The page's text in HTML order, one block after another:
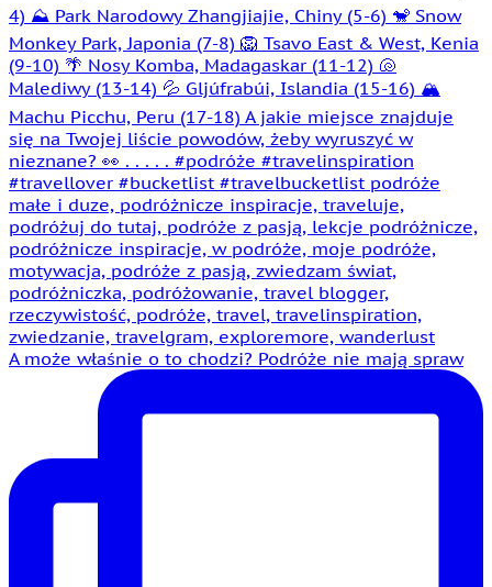
A może właśnie o to chodzi? Podróże nie mają spraw